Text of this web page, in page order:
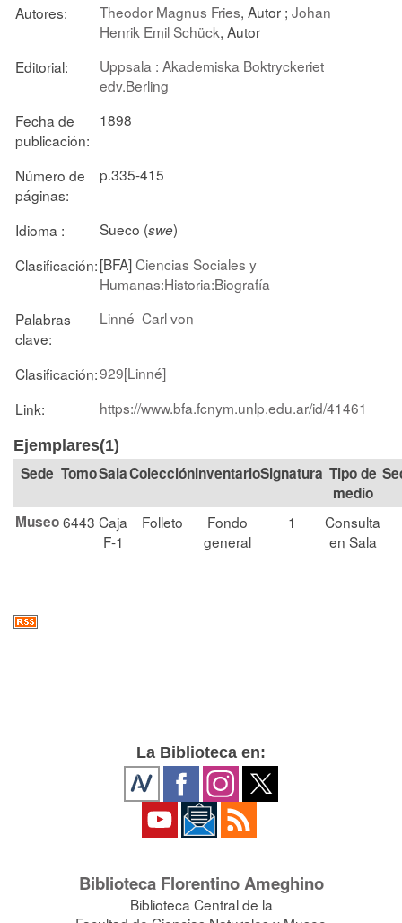
Autores: Theodor Magnus Fries, Autor ; Johan
Henrik Emil Schück, Autor
Editorial:
Uppsala : Akademiska Boktryckeriet
edv.Berling
Fecha de
publicación:
1898
Número de
páginas:
p.335-415
Idioma : Sueco (swe)
Clasificación:[BFA]Ciencias Sociales y
Humanas:Historia:Biografía
Palabras
clave:
Linné Carl von
Clasificación:929[Linné]
Link:
https://www.bfa.fcnym.unlp.edu.ar/id/41461
Ejemplares(1)
TomoSalaColección Signatura Tipo de
medio
Museo6443 Caja
F-1
Folleto
Fondo
general
1
Consulta
en Sala
La Biblioteca en:
Biblioteca Florentino Ameghino
Biblioteca Central de la